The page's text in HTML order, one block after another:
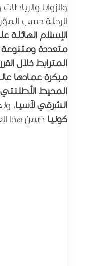
والزوايا
الرحلة حسب
الإسلام الهائلة
متعددة ومتنوعة
المترابط خلال القرن 14
مبكرة عمادها
المحيط الأطلنتي
الشرقي لآسيا،
كونيا ضمن هذا